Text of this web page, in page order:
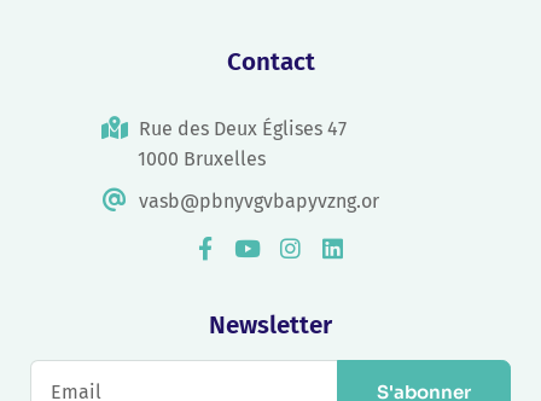
Contact
Rue des Deux Églises 47
1000 Bruxelles
vasb@pbnyvgvbapyvzng.or
Newsletter
S'abonner